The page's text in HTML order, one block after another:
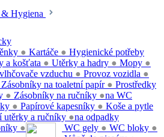
Hygiena
● Kartáče ●
a košťata ● Utěrky a hadry ● Mopy ●
vzduchu ● Provoz vozidla ●
Hygienické potřeby
Zásobníky na toaletní papír ●
● Zásobníky na ručníky ●
● Papírové kapesníky ●
utěrky a ručníky ●
●
Prostředky
na WC
WC gely ● WC bloky ●
Koše a pytle
na odpadky